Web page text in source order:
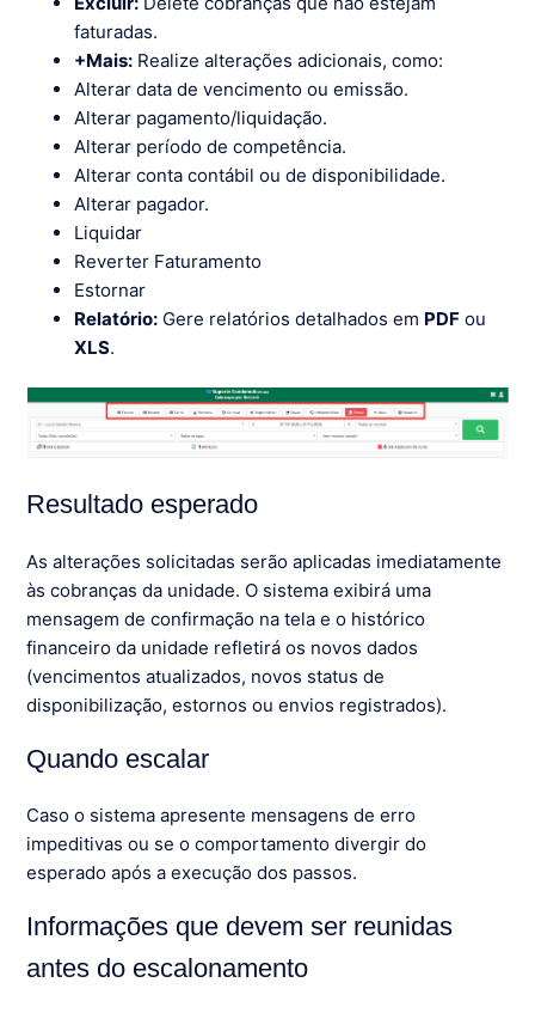
faturadas.
+Mais: Realize alterações adicionais, como:
Alterar data de vencimento ou emissão.
Alterar pagamento/liquidação.
Alterar período de competência.
Alterar conta contábil ou de disponibilidade.
Alterar pagador.
Liquidar
Reverter Faturamento
Estornar
Relatório: Gere relatórios detalhados em PDF ou
XLS.
Resultado esperado
As alterações solicitadas serão aplicadas imediatamente
às cobranças da unidade. O sistema exibirá uma
mensagem de confirmação na tela e o histórico
financeiro da unidade refletirá os novos dados
(vencimentos atualizados, novos status de
disponibilização, estornos ou envios registrados).
Quando escalar
Caso o sistema apresente mensagens de erro
impeditivas ou se o comportamento divergir do
esperado após a execução dos passos.
Informações que devem ser reunidas
antes do escalonamento